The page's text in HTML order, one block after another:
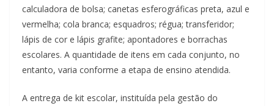
calculadora de bolsa; canetas esferográficas preta, azul e
vermelha; cola branca; esquadros; régua; transferidor;
lápis de cor e lápis grafite; apontadores e borrachas
escolares. A quantidade de itens em cada conjunto, no
entanto, varia conforme a etapa de ensino atendida.
A entrega de kit escolar, instituída pela gestão do